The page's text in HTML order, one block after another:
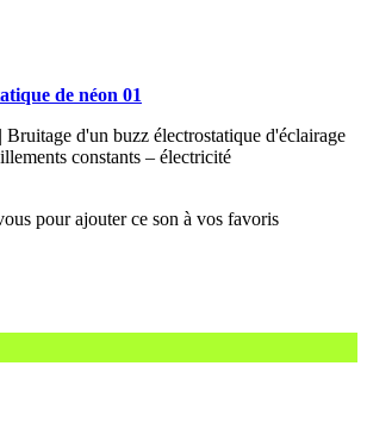
de néon 01
d'un buzz électrostatique d'éclairage
constants – électricité